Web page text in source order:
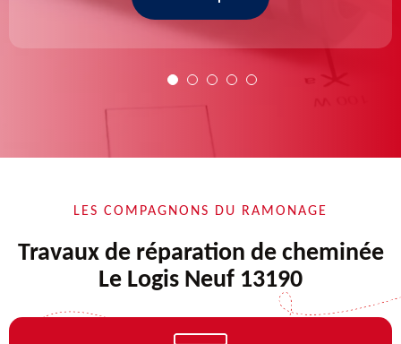
LES COMPAGNONS DU RAMONAGE
Travaux de réparation de cheminée
Le Logis Neuf 13190